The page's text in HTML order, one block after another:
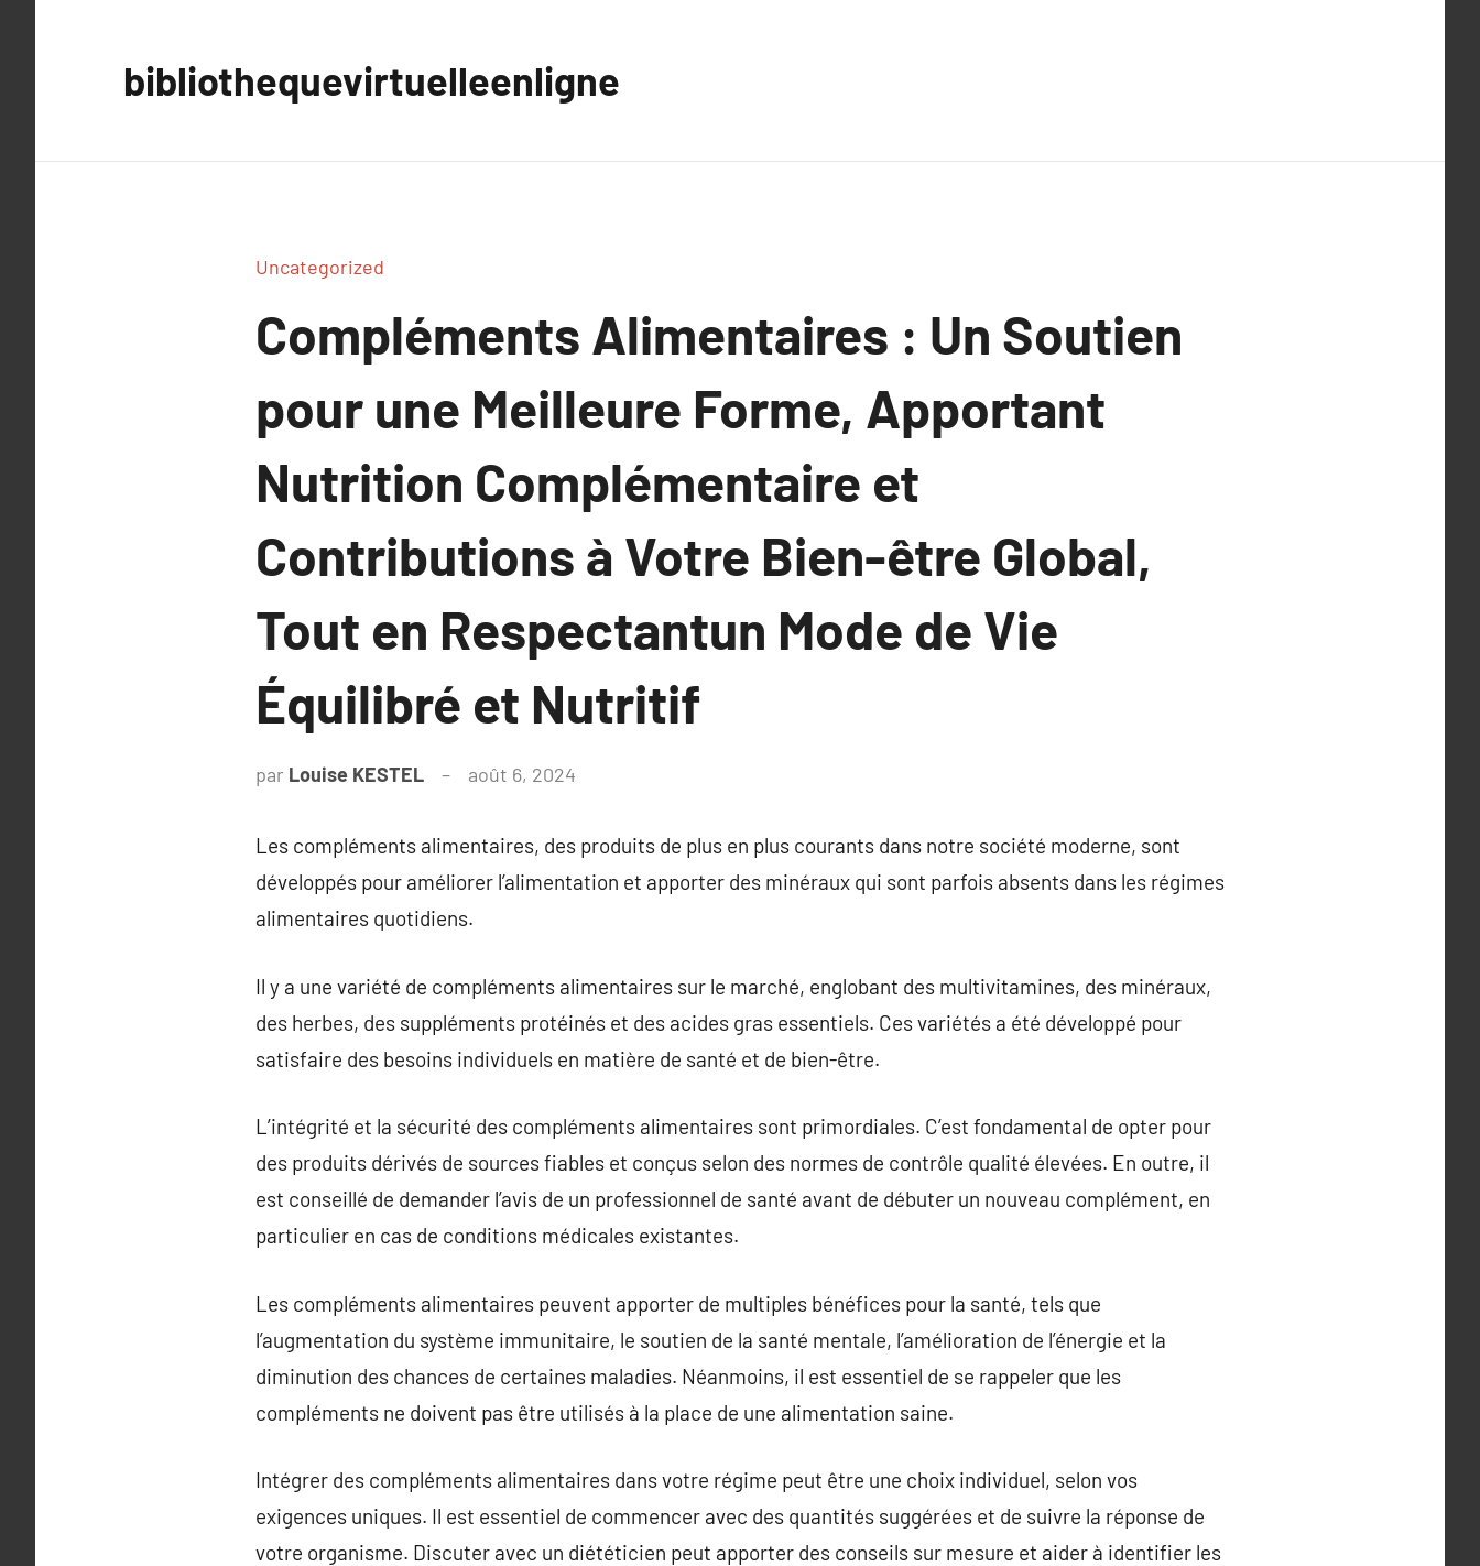
bibliothequevirtuelleenligne
Uncategorized
Compléments Alimentaires : Un Soutien
pour une Meilleure Forme, Apportant
Nutrition Complémentaire et
Contributions à Votre Bien-être Global,
Tout en Respectantun Mode de Vie
Équilibré et Nutritif
par Louise KESTEL août 6, 2024
Les compléments alimentaires, des produits de plus en plus courants dans notre société moderne, sont
développés pour améliorer l’alimentation et apporter des minéraux qui sont parfois absents dans les régimes
alimentaires quotidiens.
Il y a une variété de compléments alimentaires sur le marché, englobant des multivitamines, des minéraux,
des herbes, des suppléments protéinés et des acides gras essentiels. Ces variétés a été développé pour
satisfaire des besoins individuels en matière de santé et de bien-être.
L’intégrité et la sécurité des compléments alimentaires sont primordiales. C’est fondamental de opter pour
des produits dérivés de sources fiables et conçus selon des normes de contrôle qualité élevées. En outre, il
est conseillé de demander l’avis de un professionnel de santé avant de débuter un nouveau complément, en
particulier en cas de conditions médicales existantes.
Les compléments alimentaires peuvent apporter de multiples bénéfices pour la santé, tels que
l’augmentation du système immunitaire, le soutien de la santé mentale, l’amélioration de l’énergie et la
diminution des chances de certaines maladies. Néanmoins, il est essentiel de se rappeler que les
compléments ne doivent pas être utilisés à la place de une alimentation saine.
Intégrer des compléments alimentaires dans votre régime peut être une choix individuel, selon vos
exigences uniques. Il est essentiel de commencer avec des quantités suggérées et de suivre la réponse de
votre organisme. Discuter avec un diététicien peut apporter des conseils sur mesure et aider à identifier les